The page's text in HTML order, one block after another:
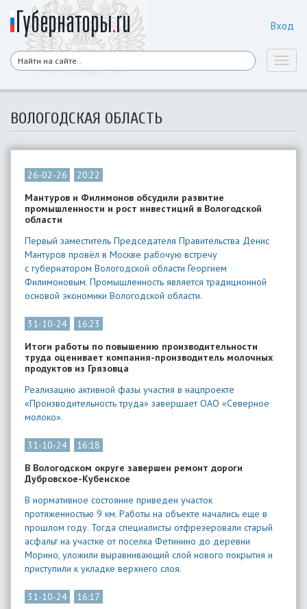
Вход
ВОЛОГОДСКАЯ ОБЛАСТЬ
26-02-26
20:22
Мантуров и Филимонов обсудили развитие
промышленности и рост инвестиций в Вологодской
области
Первый заместитель Председателя Правительства Денис
Мантуров провёл в Москве рабочую встречу
с губернатором Вологодской области Георгием
Филимоновым. Промышленность является традиционной
основой экономики Вологодской области.
31-10-24
16:23
Итоги работы по повышению производительности
труда оценивает компания-производитель молочных
продуктов из Грязовца
Реализацию активной фазы участия в нацпроекте
«Производительность труда» завершает ОАО «Северное
молоко».
31-10-24
16:18
В Вологодском округе завершен ремонт дороги
Дубровское-Кубенское
В нормативное состояние приведен участок
протяженностью 9 км. Работы на объекте начались еще в
прошлом году. Тогда специалисты отфрезеровали старый
асфальт на участке от поселка Фетинино до деревни
Морино, уложили выравнивающий слой нового покрытия и
приступили к укладке верхнего слоя.
31-10-24
16:17